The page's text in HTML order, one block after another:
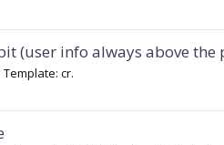
(user info always above the
cr.